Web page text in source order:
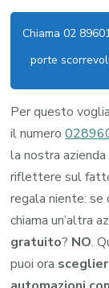
Chiama 02
porte
Per questo
il numero
la nostra azienda
riflettere sul
regala niente: se
chiama un’altra
gratuito? NO.
puoi ora